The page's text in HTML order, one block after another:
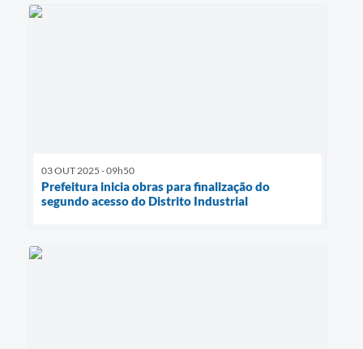
03 OUT 2025 - 09h50
Prefeitura inicia obras para finalização do
segundo acesso do Distrito Industrial